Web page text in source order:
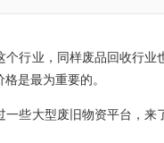
行业，同样废品回收行
是最为重要的。
大型废旧物资平台，来